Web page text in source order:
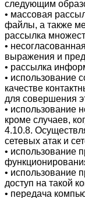
следующим
• массовая
файлы, а также
рассылка
•
выражения и
• рассылка
• использование
качестве
для совершения
• использование
кроме случаев,
4.10.8.
сетевых атак и
• использование
• использование
доступ на такой
• передача